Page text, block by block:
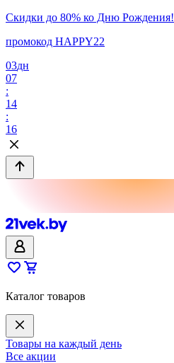
Скидки до 80% ко Дню Рождения!
промокод HAPPY22
03дн
07
:
14
:
16
Каталог товаров
Товары на каждый день
Все акции